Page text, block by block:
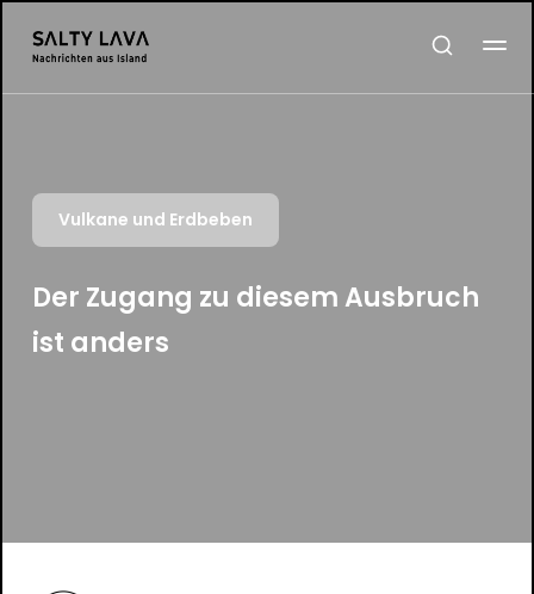
Vulkane und Erdbeben
Der Zugang zu diesem Ausbruch
ist anders